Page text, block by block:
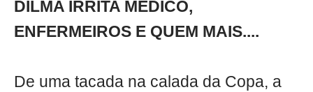
DILMA IRRITA MÉDICO,
ENFERMEIROS E QUEM MAIS....
De uma tacada na calada da Copa, a